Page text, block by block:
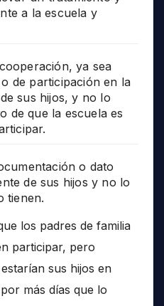
a la escuela y
ya sea
de participación en la
sus hijos, y no lo
de que la escuela es
o dato
de sus hijos y no lo
tienen.
los padres de familia
participar, pero
sus hijos en
más días que lo